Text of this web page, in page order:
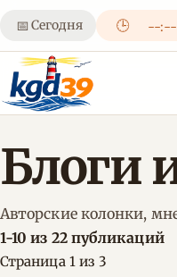
📅 Сегодня 🕒 --:--
Блоги
Авторские колонки,
1-10 из 22 публикаций
Страница 1 из 3